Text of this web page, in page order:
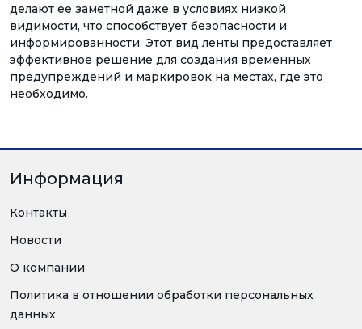
делают ее заметной даже в условиях низкой
видимости, что способствует безопасности и
информированности. Этот вид ленты предоставляет
эффективное решение для создания временных
предупреждений и маркировок на местах, где это
необходимо.
Информация
Контакты
Новости
О компании
Политика в отношении обработки персональных
данных